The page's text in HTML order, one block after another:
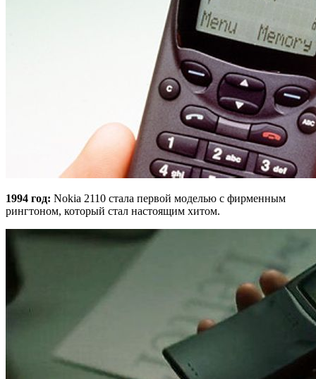
1994 год: Nokia 2110 стала первой моделью с фирменным
рингтоном, который стал настоящим хитом.